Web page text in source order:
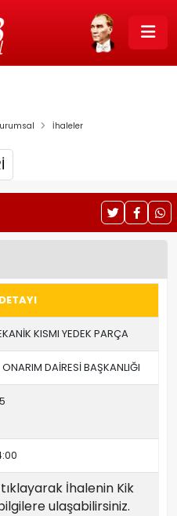
İhaleler
KISMI YEDEK PARÇA
DAİRESİ BAŞKANLIĞI
İhalenin Kik
ulaşabilirsiniz.